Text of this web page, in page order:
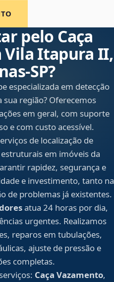
pelo Caça
Vila Itapura II,
especializada em detecção
sua região? Oferecemos
em geral, com suporte
e com custo acessível.
de localização de
em imóveis da
rapidez, segurança e
e investimento, tanto na
de problemas já existentes.
atua 24 horas por dia,
urgentes. Realizamos
reparos em tubulações,
ajuste de pressão e
completas.
Caça Vazamento,